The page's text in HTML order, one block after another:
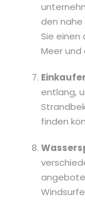
den nahe
Sie einen
Meer
entlang,
finden